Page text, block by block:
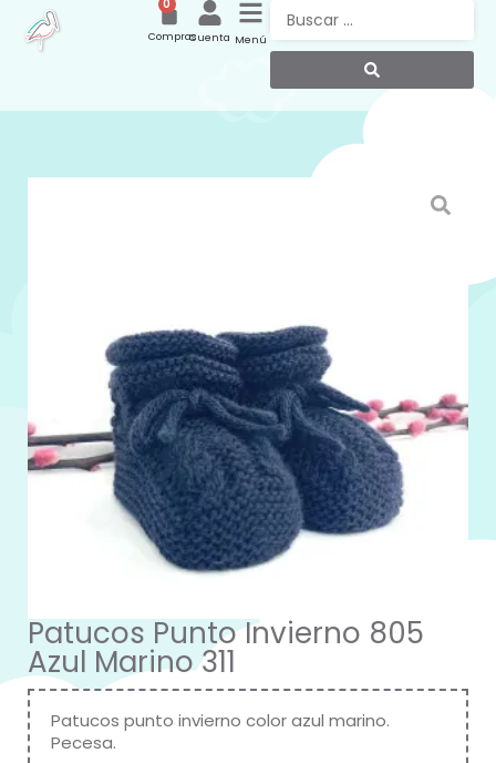
Menú
Cuenta
0
Compras
Patucos Punto Invierno 805
Azul Marino 311
Patucos punto invierno color azul marino.
Pecesa.